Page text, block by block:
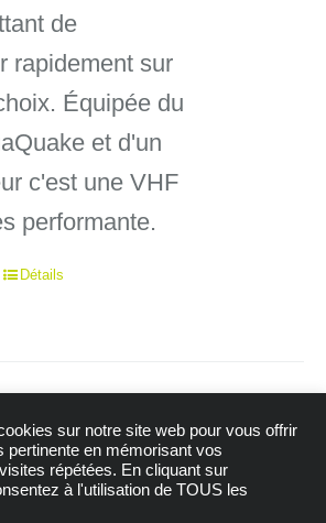
339,00€.
de
rapidement sur
Équipée du
et d'un
c'est une VHF
performante.
Détails
-2026| Tous droits réservés |
sur notre site web pour vous offrir
pertinente en mémorisant vos
répétées. En cliquant sur
à l'utilisation de TOUS les